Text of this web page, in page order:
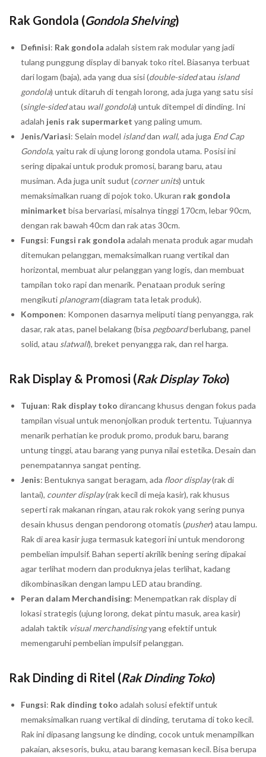
Rak Gondola (Gondola Shelving)
Definisi: Rak gondola adalah sistem rak modular yang jadi
tulang punggung display di banyak toko ritel. Biasanya terbuat
dari logam (baja), ada yang dua sisi (double-sidedatau island
gondola) untuk ditaruh di tengah lorong, ada juga yang satu sisi
(single-sidedatau wall gondola) untuk ditempel di dinding. Ini
adalah jenis rak supermarket yang paling umum.
Jenis/Variasi: Selain model islanddan wall, ada juga End Cap
Gondola, yaitu rak di ujung lorong gondola utama. Posisi ini
sering dipakai untuk produk promosi, barang baru, atau
musiman. Ada juga unit sudut (corner units) untuk
memaksimalkan ruang di pojok toko. Ukuran rak gondola
minimarket bisa bervariasi, misalnya tinggi 170cm, lebar 90cm,
dengan rak bawah 40cm dan rak atas 30cm.
Fungsi: Fungsi rak gondola adalah menata produk agar mudah
ditemukan pelanggan, memaksimalkan ruang vertikal dan
horizontal, membuat alur pelanggan yang logis, dan membuat
tampilan toko rapi dan menarik. Penataan produk sering
mengikuti planogram(diagram tata letak produk).
Komponen: Komponen dasarnya meliputi tiang penyangga, rak
dasar, rak atas, panel belakang (bisa pegboardberlubang, panel
solid, atau slatwall), breket penyangga rak, dan rel harga.
Rak Display & Promosi (Rak Display Toko)
Tujuan: Rak display toko dirancang khusus dengan fokus pada
tampilan visual untuk menonjolkan produk tertentu. Tujuannya
menarik perhatian ke produk promo, produk baru, barang
untung tinggi, atau barang yang punya nilai estetika. Desain dan
penempatannya sangat penting.
Jenis: Bentuknya sangat beragam, ada floor display(rak di
lantai), counter display(rak kecil di meja kasir), rak khusus
seperti rak makanan ringan, atau rak rokok yang sering punya
desain khusus dengan pendorong otomatis (pusher) atau lampu.
Rak di area kasir juga termasuk kategori ini untuk mendorong
pembelian impulsif. Bahan seperti akrilik bening sering dipakai
agar terlihat modern dan produknya jelas terlihat, kadang
dikombinasikan dengan lampu LED atau branding.
Peran dalam Merchandising: Menempatkan rak display di
lokasi strategis (ujung lorong, dekat pintu masuk, area kasir)
adalah taktik visual merchandisingyang efektif untuk
memengaruhi pembelian impulsif pelanggan.
Rak Dinding di Ritel (Rak Dinding Toko)
Fungsi: Rak dinding toko adalah solusi efektif untuk
memaksimalkan ruang vertikal di dinding, terutama di toko kecil.
Rak ini dipasang langsung ke dinding, cocok untuk menampilkan
pakaian, aksesoris, buku, atau barang kemasan kecil. Bisa berupa